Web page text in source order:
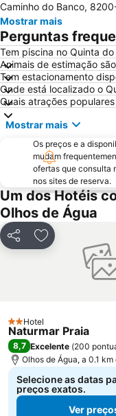
Praia dos Pescadores
Vilamoura Marina
Balaia Golf Village
Praia do Barril
Meia Praia
Montechoro
De Vilamoura
Marina de Portimão
Praia do Carvoeiro
Marina de Albufeira
Praia da Ilha do Farol
Do Alvor
Aqualand Algarve
Areias de São João
Aveiros
Carvoeiro
Praia Maria Luísa
Caminho do Banco,
Mostrar mais
Perguntas
Tem piscina no Quinta do
Animais de estimação
Tem estacionamento
Onde está localizado o
Quais atrações
Mostrar mais
Os preços e a
mudam
ofertas que consulta
nos sites de reserva.
Um dos Hotéis
Olhos de Água
PartilharAdicionar aos
2 Estrelas
Hotel
Naturmar Praia
8,7 Excelente (200
Olhos de Água, a 0.1
Selecione as datas
preços exatos.
Ver